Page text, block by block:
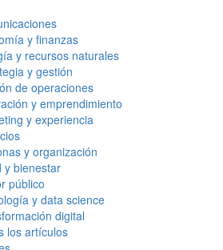
y finanzas
y recursos naturales
y gestión
de operaciones
y emprendimiento
y experiencia
y organización
y bienestar
público
y data science
digital
los artículos